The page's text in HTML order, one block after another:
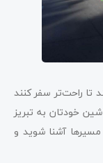
راحت‌‌تر سفر کنند
خودتان به تبریز
آشنا شوید و